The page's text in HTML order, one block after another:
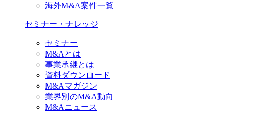
海外M&A案件一覧
セミナー・ナレッジ
セミナー
M&Aとは
事業承継とは
資料ダウンロード
M&Aマガジン
業界別のM&A動向
M&Aニュース